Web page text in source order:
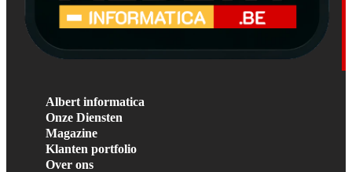
Albert informatica
Onze Diensten
Magazine
Klanten portfolio
Over ons